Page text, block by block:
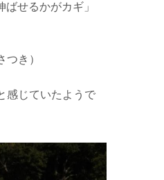
せるかがカギ」
き）
感じていたようで